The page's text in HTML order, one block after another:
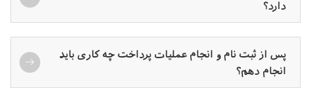
دارد؟
پس از ثبت نام و انجام عملیات پرداخت چه کاری باید
انجام دهم؟